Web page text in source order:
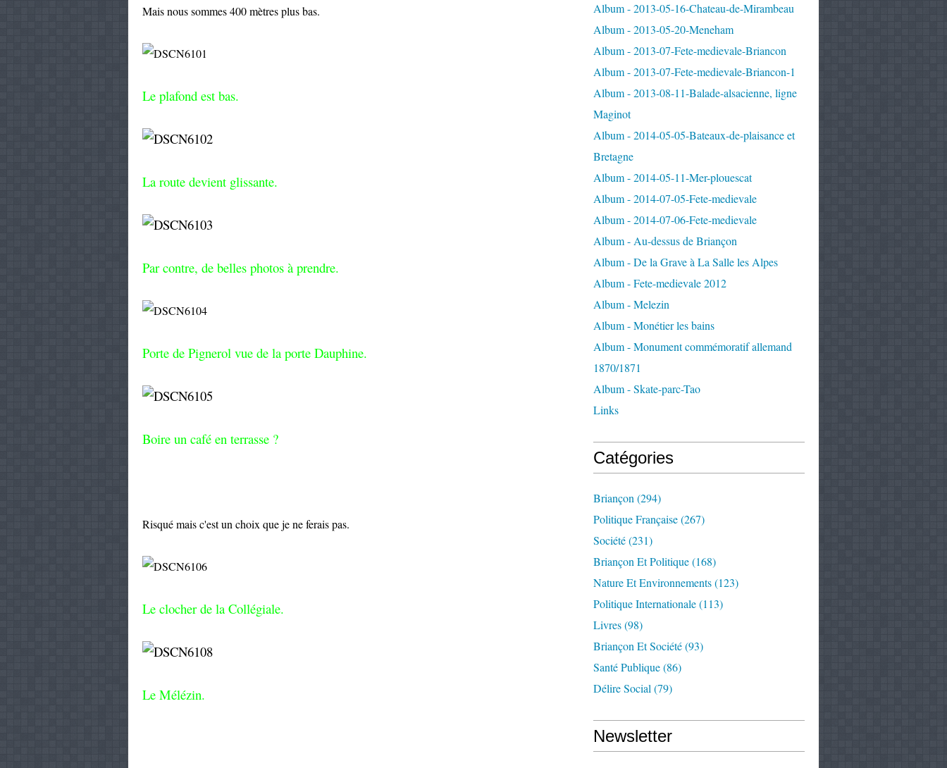
Mais nous sommes 400 mètres plus bas.
Le plafond est bas.
La route devient glissante.
Par contre, de belles photos à prendre.
Porte de Pignerol vue de la porte Dauphine.
Boire un café en terrasse ?
Risqué mais c'est un choix que je ne ferais pas.
Le clocher de la Collégiale.
Le Mélézin.
Album - 2013-05-16-Chateau-de-Mirambeau
Album - 2013-05-20-Meneham
Album - 2013-07-Fete-medievale-Briancon
Album - 2013-07-Fete-medievale-Briancon-1
Album - 2013-08-11-Balade-alsacienne, ligne
Maginot
Album - 2014-05-05-Bateaux-de-plaisance et
Bretagne
Album - 2014-05-11-Mer-plouescat
Album - 2014-07-05-Fete-medievale
Album - 2014-07-06-Fete-medievale
Album - Au-dessus de Briançon
Album - De la Grave à La Salle les Alpes
Album - Fete-medievale 2012
Album - Melezin
Album - Monétier les bains
Album - Monument commémoratif allemand
1870/1871
Album - Skate-parc-Tao
Links
Catégories
Briançon (294)
Politique Française(267)
Société(231)
Briançon Et Politique(168)
Nature Et Environnements(123)
Politique Internationale(113)
Livres(98)
Briançon Et Société(93)
Santé Publique(86)
Délire Social (79)
Newsletter